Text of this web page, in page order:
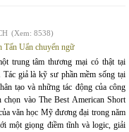
(Xem: 8538)
Tấn Uẩn chuyển ngữ
trung tâm thương mại có thật tại
giả là kỹ sư phần mềm sống tại
tạo và những tác động của công
vào The Best American Short
văn học Mỹ đương đại trong năm
một giọng điềm tĩnh và logic, giải